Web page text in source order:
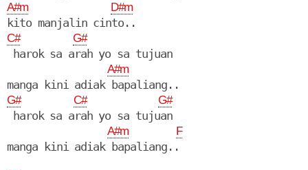
A#m D#m
C# G#
harok sa arah yo sa tujuan
A#m
G# C# G#
harok sa arah yo sa tujuan
A#m F